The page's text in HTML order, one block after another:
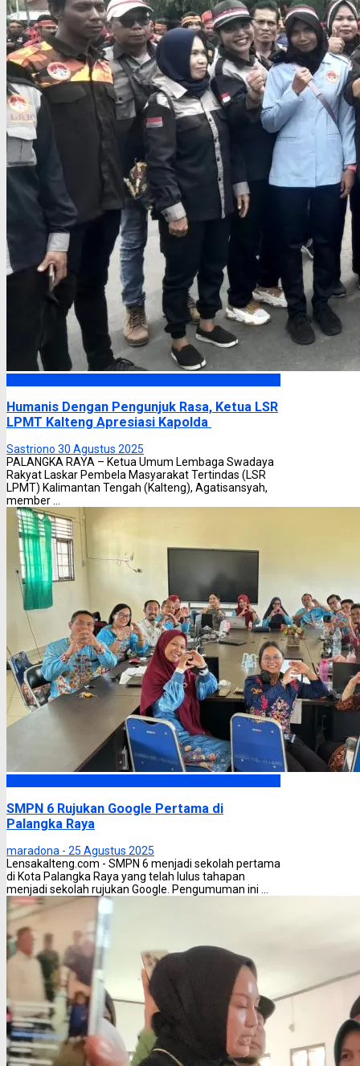
Humanis Dengan Pengunjuk Rasa, Ketua LSR
LPMT Kalteng Apresiasi Kapolda
Sastriono 30 Agustus 2025
PALANGKA RAYA – Ketua Umum Lembaga Swadaya
Rakyat Laskar Pembela Masyarakat Tertindas (LSR
LPMT) Kalimantan Tengah (Kalteng), Agatisansyah,
member ...
SMPN 6 Rujukan Google Pertama di
Palangka Raya
maradona - 25 Agustus 2025
Lensakalteng.com - SMPN 6 menjadi sekolah pertama
di Kota Palangka Raya yang telah lulus tahapan
menjadi sekolah rujukan Google. Pengumuman ini ...